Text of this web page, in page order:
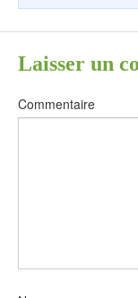
Laisser un
Commentaire